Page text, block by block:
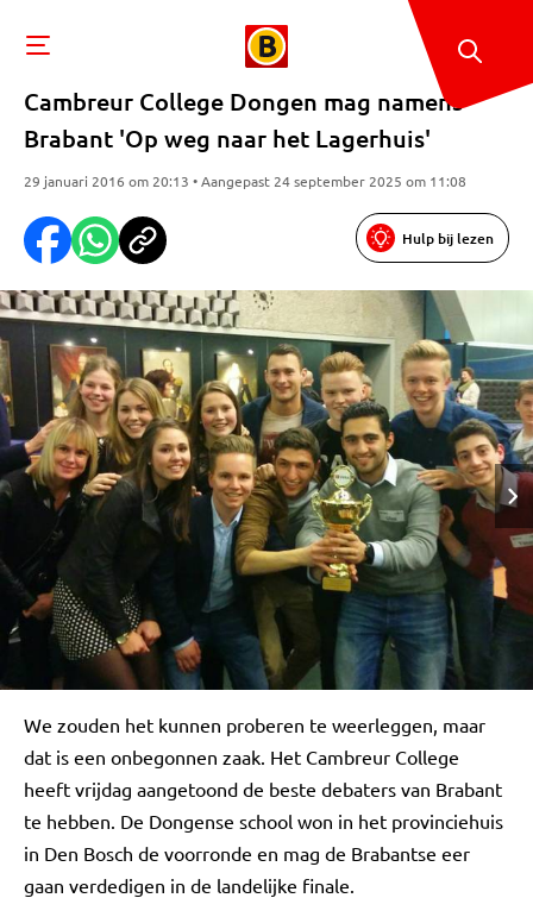
Cambreur College Dongen mag namens
Brabant 'Op weg naar het Lagerhuis'
29 januari 2016 om 20:13 • Aangepast 24 september 2025 om 11:08
Hulp bij lezen
We zouden het kunnen proberen te weerleggen, maar
dat is een onbegonnen zaak. Het Cambreur College
heeft vrijdag aangetoond de beste debaters van Brabant
te hebben. De Dongense school won in het provinciehuis
in Den Bosch de voorronde en mag de Brabantse eer
gaan verdedigen in de landelijke finale.